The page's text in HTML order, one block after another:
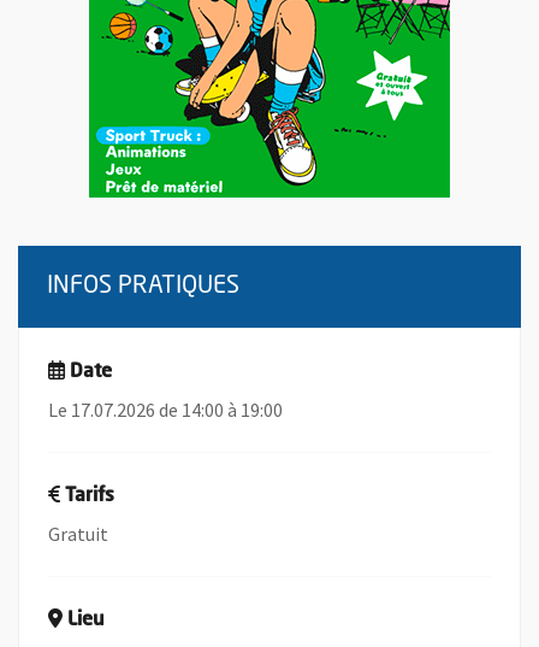
INFOS PRATIQUES
Date
Le 17.07.2026 de 14:00 à 19:00
Tarifs
Gratuit
Lieu